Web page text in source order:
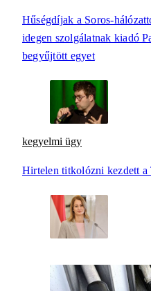
Hűségdíjak a Soros-
idegen szolgálatnak kiadó
begyűjtött egyet
kegyelmi ügy
Hirtelen titkolózni kezdett